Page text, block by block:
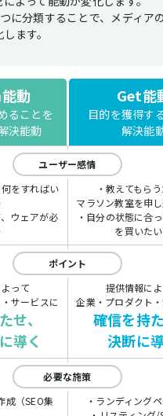
に分類することで、メディア
ます。
動
ることを
決能動
Get能
目的を獲得す
解決能
ユーザー感情
をすればい
ウェアが必
・教えてもら
マラソン教室を申し
・自分の状態に合
を買いたい
ポイント
って
サービスに
せ、
導く
提供情報に
企業・プロダクト
確信を持た
決断に
必要な施策
成（SEO集
・ランディング